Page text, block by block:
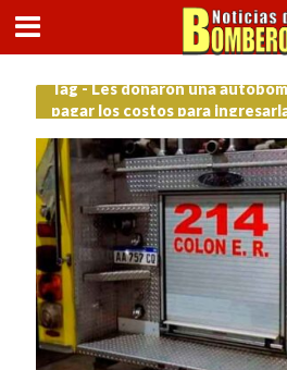
Tag - Les donaron una
pagar los costos para